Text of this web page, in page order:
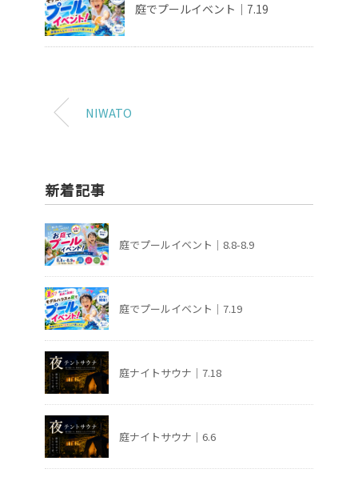
庭でプールイベント｜7.19
NIWATO
新着記事
庭でプールイベント｜8.8-8.9
庭でプールイベント｜7.19
庭ナイトサウナ｜7.18
庭ナイトサウナ｜6.6